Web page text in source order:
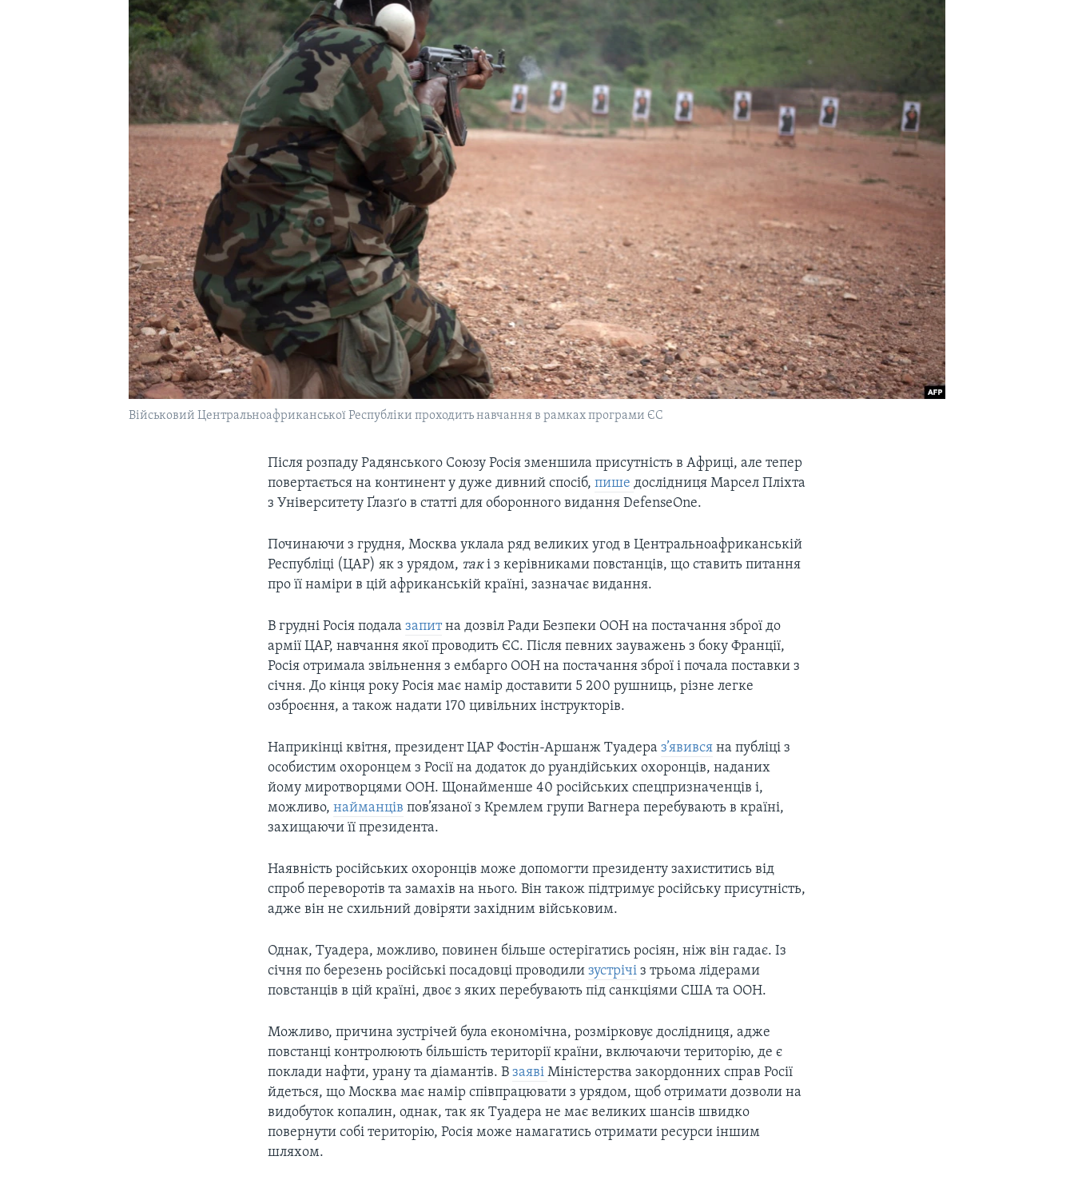
ІСТОРІЇ УСПІХУ УКРАЇНЦІВ
БРИФІНГ ГОЛОСУ АМЕРИКИ
СТУДІЯ ВАШИНГТОН
ПОГЛЯД З ВАШИНГТОНА
Військовий Центральноафриканської Республіки проходить навчання в рамках програми ЄС
Після розпаду Радянського Союзу Росія зменшила присутність в Африці, але тепер
повертається на континент у дуже дивний спосіб,пишедослідниця Марсел Пліхта
з Університету Ґлазґо в статті для оборонного видання DefenseOne.
Починаючи з грудня, Москва уклала ряд великих угод в Центральноафриканській
Республіці (ЦАР) як з урядом, такі з керівниками повстанців, що ставить питання
про її наміри в цій африканській країні, зазначає видання.
В грудні Росія подалазапитна дозвіл Ради Безпеки ООН на постачання зброї до
армії ЦАР, навчання якої проводить ЄС. Після певних зауважень з боку Франції,
Росія отримала звільнення з ембарго ООН на постачання зброї і почала поставки з
січня. До кінця року Росія має намір доставити 5 200 рушниць, різне легке
озброєння, а також надати 170 цивільних інструкторів.
Наприкінці квітня, президент ЦАР Фостін-Аршанж Туадераз’явився на публіці з
особистим охоронцем з Росії на додаток до руандійських охоронців, наданих
йому миротворцями ООН. Щонайменше 40 російських спецпризначенців і,
можливо,найманців пов’язаної з Кремлем групи Вагнера перебувають в країні,
захищаючи її президента.
Наявність російських охоронців може допомогти президенту захиститись від
спроб переворотів та замахів на нього. Він також підтримує російську присутність,
адже він не схильний довіряти західним військовим.
Однак, Туадера, можливо, повинен більше остерігатись росіян, ніж він гадає. Із
січня по березень російські посадовці проводилизустрічі з трьома лідерами
повстанців в цій країні, двоє з яких перебувають під санкціями США та ООН.
Можливо, причина зустрічей була економічна, розмірковує дослідниця, адже
повстанці контролюють більшість території країни, включаючи територію, де є
поклади нафти, урану та діамантів. ВзаявіМіністерства закордонних справ Росії
йдеться, що Москва має намір співпрацювати з урядом, щоб отримати дозволи на
видобуток копалин, однак, так як Туадера не має великих шансів швидко
повернути собі територію, Росія може намагатись отримати ресурси іншим
шляхом.